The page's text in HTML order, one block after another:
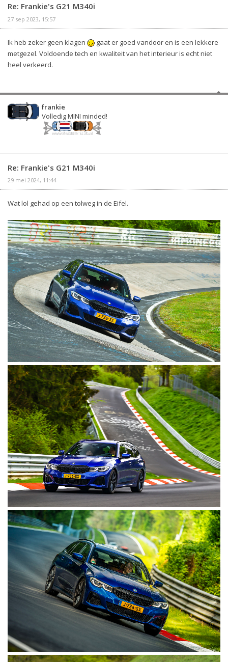
Re: Frankie's G21 M340i
27 sep 2023, 15:57
Ik heb zeker geen klagen
gaat er goed vandoor en is een lekkere
metgezel. Voldoende tech en kwaliteit van het interieur is echt niet
heel verkeerd.
frankie
Volledig MINI minded!
Re: Frankie's G21 M340i
29 mei 2024, 11:44
Wat lol gehad op een tolweg in de Eifel.